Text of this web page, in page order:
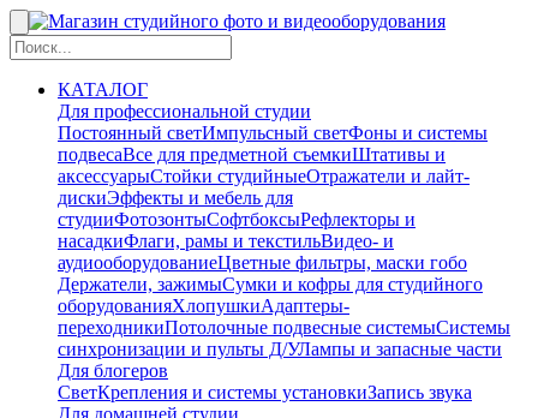
КАТАЛОГ
Для профессиональной студии
Постоянный светИмпульсный светФоны и системы
подвесаВсе для предметной съемкиШтативы и
аксессуарыСтойки студийныеОтражатели и лайт-
дискиЭффекты и мебель для
студииФотозонтыСофтбоксыРефлекторы и
насадкиФлаги, рамы и текстильВидео- и
аудиооборудованиеЦветные фильтры, маски гобо
Держатели, зажимыСумки и кофры для студийного
оборудованияХлопушкиАдаптеры-
переходникиПотолочные подвесные системыСистемы
синхронизации и пульты Д/УЛампы и запасные части
Для блогеров
СветКрепления и системы установкиЗапись звука
Для домашней студии